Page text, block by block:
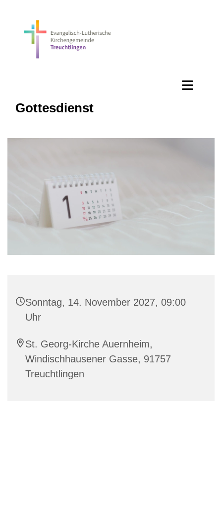
Gottesdienst
Sonntag, 14. November 2027, 09:00
Uhr
St. Georg-Kirche Auernheim,
Windischhausener Gasse, 91757
Treuchtlingen